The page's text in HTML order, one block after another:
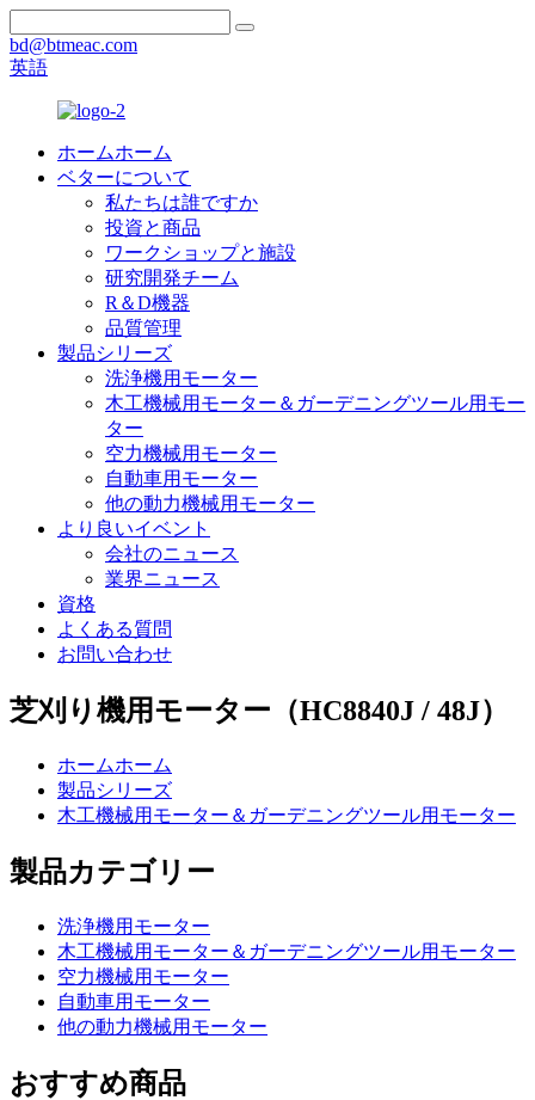
bd@btmeac.com
英語
ホームホーム
ベターについて
私たちは誰ですか
投資と商品
ワークショップと施設
研究開発チーム
R＆D機器
品質管理
製品シリーズ
洗浄機用モーター
木工機械用モーター＆ガーデニングツール用モー
ター
空力機械用モーター
自動車用モーター
他の動力機械用モーター
より良いイベント
会社のニュース
業界ニュース
資格
よくある質問
お問い合わせ
芝刈り機用モーター（HC8840J / 48J）
ホームホーム
製品シリーズ
木工機械用モーター＆ガーデニングツール用モーター
製品カテゴリー
洗浄機用モーター
木工機械用モーター＆ガーデニングツール用モーター
空力機械用モーター
自動車用モーター
他の動力機械用モーター
おすすめ商品